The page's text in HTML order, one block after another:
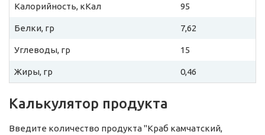
Калорийность, кКал 95
Белки, гр 7,62
Углеводы, гр 15
Жиры, гр 0,46
Калькулятор продукта
Введите количество продукта "Краб камчатский,